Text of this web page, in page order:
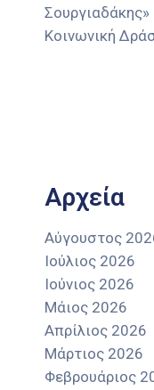
Σουργιαδάκης»
Κοινωνική
Αρχεία
Αύγουστος
Ιούλιος 2026
Ιούνιος 2026
Μάιος 2026
Απρίλιος 2026
Μάρτιος 2026
Φεβρουάριος